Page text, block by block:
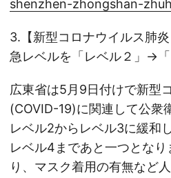
shenzhen-zhongshan-
3.【新型コロナウイルス肺
急レベルを「レベル２」→
広東省は5月9日付けで新型
(COVID-19)に関連して公衆
レベル2からレベル3に緩和
レベル4まであと一つとなり
り、マスク着用の有無など